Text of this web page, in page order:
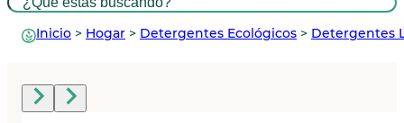
Inicio > Hogar > Detergentes Ecológicos > Detergentes